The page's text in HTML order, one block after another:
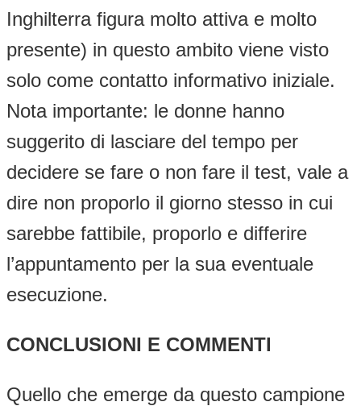
Inghilterra figura molto attiva e molto
presente) in questo ambito viene visto
solo come contatto informativo iniziale.
Nota importante: le donne hanno
suggerito di lasciare del tempo per
decidere se fare o non fare il test, vale a
dire non proporlo il giorno stesso in cui
sarebbe fattibile, proporlo e differire
l’appuntamento per la sua eventuale
esecuzione.
CONCLUSIONI E COMMENTI
Quello che emerge da questo campione